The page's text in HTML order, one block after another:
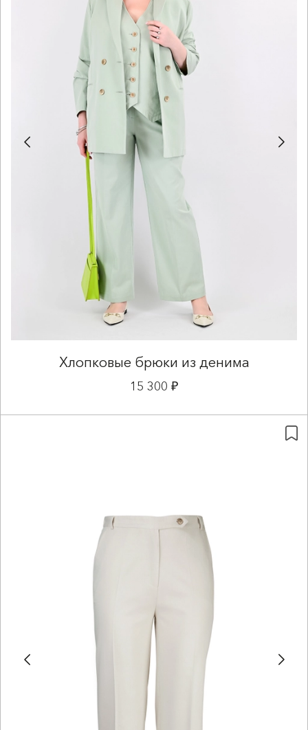
Хлопковые брюки из денима
15 300 ₽